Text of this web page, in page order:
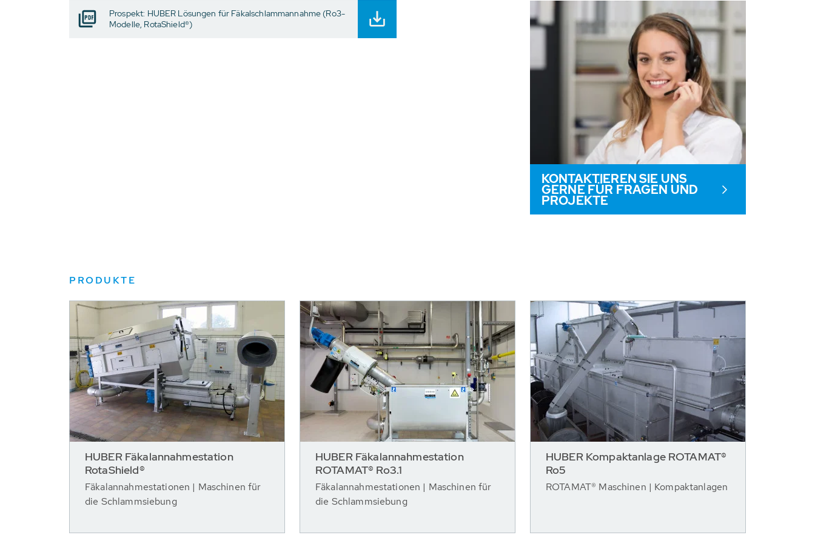
Prospekt: HUBER Lösungen für Fäkalschlammannahme (Ro3-
Modelle, RotaShield®)
KONTAKTIEREN SIE UNS
GERNE FÜR FRAGEN UND
PROJEKTE
PRODUKTE
HUBER Fäkalannahmestation
RotaShield®
Fäkalannahmestationen | Maschinen für
die Schlammsiebung
HUBER Fäkalannahmestation
ROTAMAT® Ro3.1
Fäkalannahmestationen | Maschinen für
die Schlammsiebung
HUBER Kompaktanlage ROTAMAT®
Ro5
ROTAMAT® Maschinen | Kompaktanlagen